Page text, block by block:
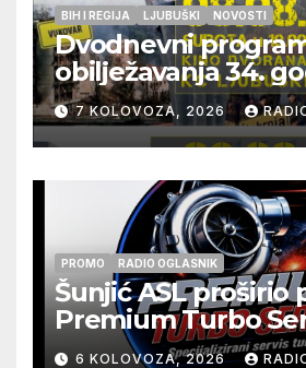
BIH I REGIJA LJUBUŠKI NOVOSTI
Dvodnevni
obilježavanja 34.
pogibije generala
Kraljevića i
pripadnika HOS-a
7 KOLOVOZA, 2026
PROMO RADIO OGLASNIK
Šunjić ASL proširio
Premium Turbo
na jednoj adresi u
6 KOLOVOZA, 2026